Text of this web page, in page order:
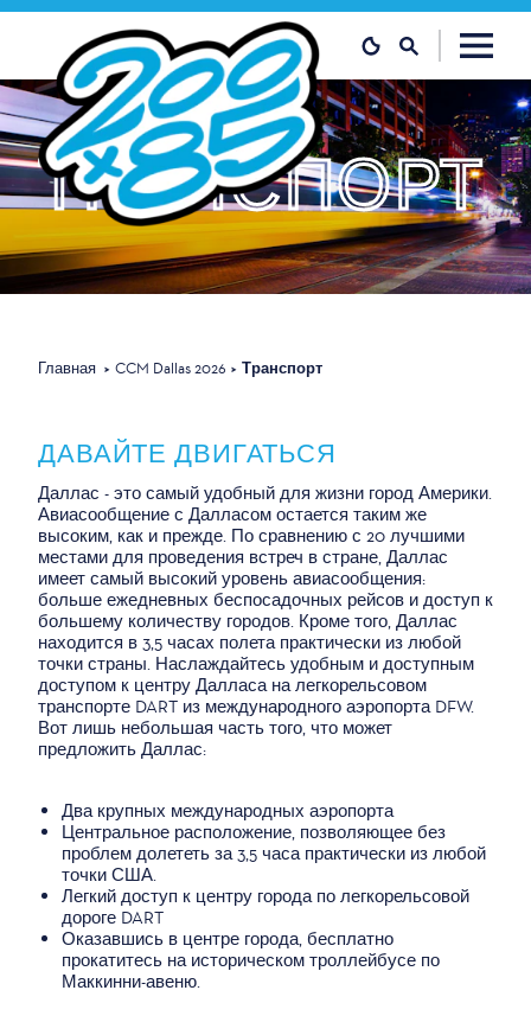
Перейти к содержанию
ТРАНСПОРТ
Главная CCM Dallas 2026 Транспорт
ДАВАЙТЕ ДВИГАТЬСЯ
Даллас - это самый удобный для жизни город Америки.
Авиасообщение с Далласом остается таким же
высоким, как и прежде. По сравнению с 20 лучшими
местами для проведения встреч в стране, Даллас
имеет самый высокий уровень авиасообщения:
больше ежедневных беспосадочных рейсов и доступ к
большему количеству городов. Кроме того, Даллас
находится в 3,5 часах полета практически из любой
точки страны. Наслаждайтесь удобным и доступным
доступом к центру Далласа на легкорельсовом
транспорте DART из международного аэропорта DFW.
Вот лишь небольшая часть того, что может
предложить Даллас:
Два крупных международных аэропорта
Центральное расположение, позволяющее без
проблем долететь за 3,5 часа практически из любой
точки США.
Легкий доступ к центру города по легкорельсовой
дороге DART
Оказавшись в центре города, бесплатно
прокатитесь на историческом троллейбусе по
Маккинни-авеню.